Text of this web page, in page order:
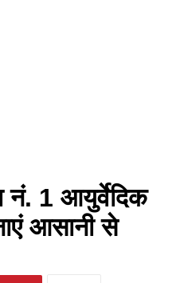
नं. 1 आयुर्वेदिक
आसानी से